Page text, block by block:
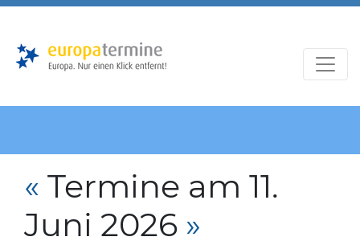
« Termine am 11.
Juni 2026 »